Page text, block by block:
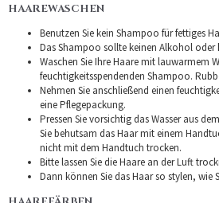
HAAREWASCHEN
Benutzen Sie kein Shampoo für fettiges
Das Shampoo sollte keinen Alkohol oder
Waschen Sie Ihre Haare mit lauwarmem
feuchtigkeitsspendenden Shampoo.
Nehmen Sie anschließend einen
eine Pflegepackung.
Pressen Sie vorsichtig das Wasser aus
Sie behutsam das Haar mit einem
nicht mit dem Handtuch trocken.
Bitte lassen Sie die Haare an der Luft
Dann können Sie das Haar so stylen, wie